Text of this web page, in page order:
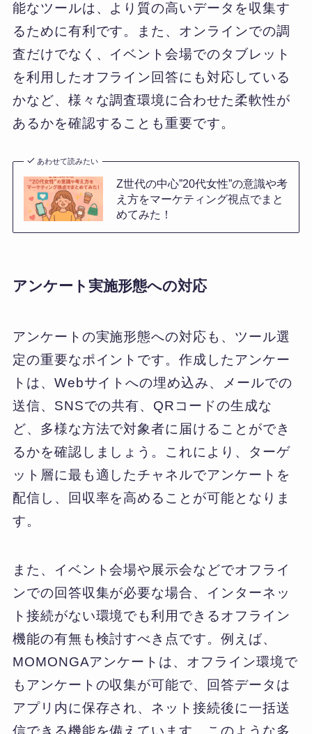
能なツールは、より質の高いデータを収集す
るために有利です。また、オンラインでの調
査だけでなく、イベント会場でのタブレット
を利用したオフライン回答にも対応している
かなど、様々な調査環境に合わせた柔軟性が
あるかを確認することも重要です。
あわせて読みたい
Z世代の中心”20代女性”の意識や考
え方をマーケティング視点でまと
めてみた！
アンケート実施形態への対応
アンケートの実施形態への対応も、ツール選
定の重要なポイントです。作成したアンケー
トは、Webサイトへの埋め込み、メールでの
送信、SNSでの共有、QRコードの生成な
ど、多様な方法で対象者に届けることができ
るかを確認しましょう。これにより、ターゲ
ット層に最も適したチャネルでアンケートを
配信し、回収率を高めることが可能となりま
す。
また、イベント会場や展示会などでオフライ
ンでの回答収集が必要な場合、インターネッ
ト接続がない環境でも利用できるオフライン
機能の有無も検討すべき点です。例えば、
MOMONGAアンケートは、オフライン環境で
もアンケートの収集が可能で、回答データは
アプリ内に保存され、ネット接続後に一括送
信できる機能を備えています。このような多